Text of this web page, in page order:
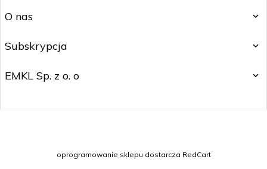
O nas
Subskrypcja
EMKL Sp. z o. o
oprogramowanie sklepu dostarcza RedCart